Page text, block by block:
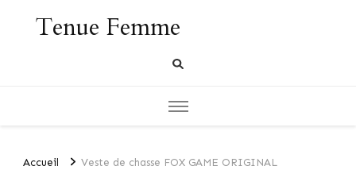
Tenue Femme
Accueil Veste de chasse FOX GAME ORIGINAL